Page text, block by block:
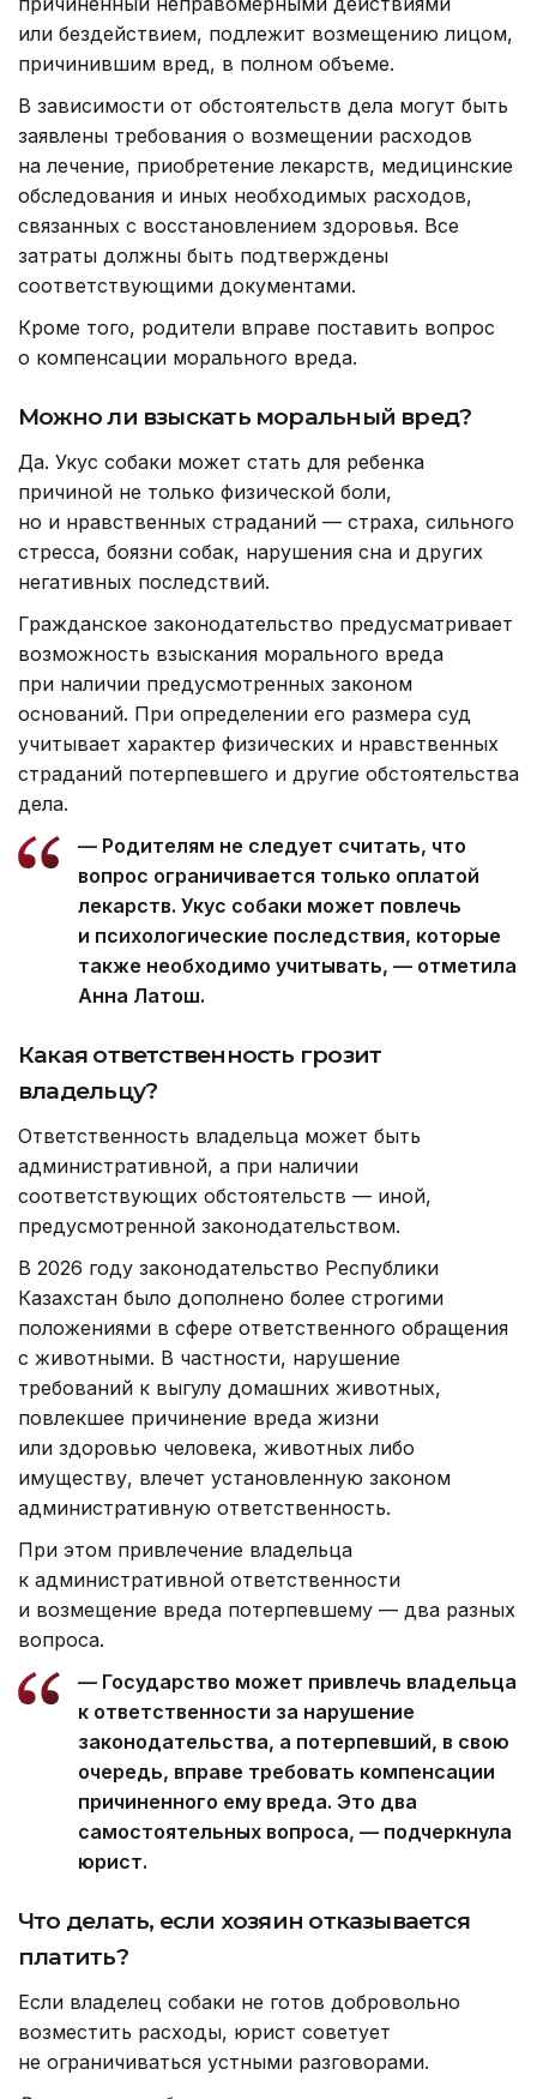
или бездействием, подлежит возмещению лицом,
причинившим вред, в полном объеме.
В зависимости от обстоятельств дела могут быть
заявлены требования о возмещении расходов
на лечение, приобретение лекарств, медицинские
обследования и иных необходимых расходов,
связанных с восстановлением здоровья. Все
затраты должны быть подтверждены
соответствующими документами.
Кроме того, родители вправе поставить вопрос
о компенсации морального вреда.
Можно ли взыскать моральный вред?
Да. Укус собаки может стать для ребенка
причиной не только физической боли,
но и нравственных страданий — страха, сильного
стресса, боязни собак, нарушения сна и других
негативных последствий.
Гражданское законодательство предусматривает
возможность взыскания морального вреда
при наличии предусмотренных законом
оснований. При определении его размера суд
учитывает характер физических и нравственных
страданий потерпевшего и другие обстоятельства
дела.
— Родителям не следует считать, что
вопрос ограничивается только оплатой
лекарств. Укус собаки может повлечь
и психологические последствия, которые
также необходимо учитывать, — отметила
Анна Латош.
Какая ответственность грозит
владельцу?
Ответственность владельца может быть
административной, а при наличии
соответствующих обстоятельств — иной,
предусмотренной законодательством.
В 2026 году законодательство Республики
Казахстан было дополнено более строгими
положениями в сфере ответственного обращения
с животными. В частности, нарушение
требований к выгулу домашних животных,
повлекшее причинение вреда жизни
или здоровью человека, животных либо
имуществу, влечет установленную законом
административную ответственность.
При этом привлечение владельца
к административной ответственности
и возмещение вреда потерпевшему — два разных
вопроса.
— Государство может привлечь владельца
к ответственности за нарушение
законодательства, а потерпевший, в свою
очередь, вправе требовать компенсации
причиненного ему вреда. Это два
самостоятельных вопроса, — подчеркнула
юрист.
Что делать, если хозяин отказывается
платить?
Если владелец собаки не готов добровольно
возместить расходы, юрист советует
не ограничиваться устными разговорами.